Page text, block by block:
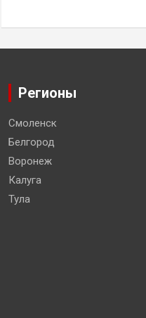
Регионы
Смоленск
Белгород
Воронеж
Калуга
Тула